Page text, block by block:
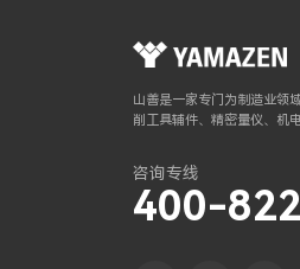
山善是一家专门为制造业领
削工具辅件、精密量仪、机
咨询专线
400-